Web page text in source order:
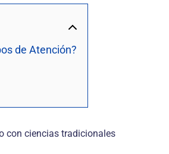
de Atención?
con ciencias tradicionales